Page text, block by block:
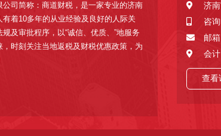
公司简称：商道财税，是一家专业的济南
着10多年的从业经验及良好的人际关
及审批程序，以“诚信、优质、”地服务
，时刻关注当地返税及财税优惠政策，为
济
咨
邮
会
查看